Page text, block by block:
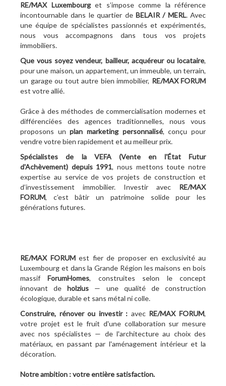
RE/MAX Luxembourget s’impose comme la référence
incontournable dans le quartier de BELAIR / MERL. Avec
une équipe de spécialistes passionnés et expérimentés,
nous vous accompagnons dans tous vos projets
immobiliers.
Que vous soyez vendeur, bailleur, acquéreur ou locataire,
pour une maison, un appartement, un immeuble, un terrain,
un garage ou tout autre bien immobilier, RE/MAX FORUM
est votre allié.
Grâce à des méthodes de commercialisation modernes et
différenciées des agences traditionnelles, nous vous
proposons unplan marketing personnalisé, conçu pour
vendre votre bien rapidement et au meilleur prix.
Spécialistes de la VEFA (Vente en l'État Futur
d'Achèvement) depuis 1991, nous mettons toute notre
expertise au service de vos projets de construction et
d’investissement immobilier. Investir avec RE/MAX
FORUM, c’est bâtir un patrimoine solide pour les
générations futures.
RE/MAX FORUMest fier de proposer en exclusivité au
Luxembourg et dans la Grande Région les maisons en bois
massifForumHomes, construites selon le concept
innovant deholzius — une qualité de construction
écologique, durable et sans métal ni colle.
Construire, rénover ou investir : avec RE/MAX FORUM,
votre projet est le fruit d'une collaboration sur mesure
avec nos spécialistes — de l'architecture au choix des
matériaux, en passant par l'aménagement intérieur et la
décoration.
Notre ambition : votre entière satisfaction.